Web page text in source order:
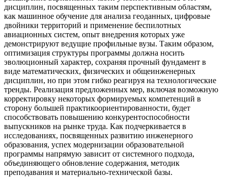
дисциплин, посвященных таким перспективным областям,
как машинное обучение для анализа геоданных, цифровые
двойники территорий и применение беспилотных
авиационных систем, опыт внедрения которых уже
демонстрируют ведущие профильные вузы. Таким образом,
оптимизация структуры программы должна носить
эволюционный характер, сохраняя прочный фундамент в
виде математических, физических и общеинженерных
дисциплин, но при этом гибко реагируя на технологические
тренды. Реализация предложенных мер, включая возможную
корректировку некоторых формируемых компетенций в
сторону большей практикоориентированности, будет
способствовать повышению конкурентоспособности
выпускников на рынке труда. Как подчеркивается в
исследованиях, посвященных развитию инженерного
образования, успех модернизации образовательной
программы напрямую зависит от системного подхода,
объединяющего обновление содержания, методик
преподавания и материально-технической базы.